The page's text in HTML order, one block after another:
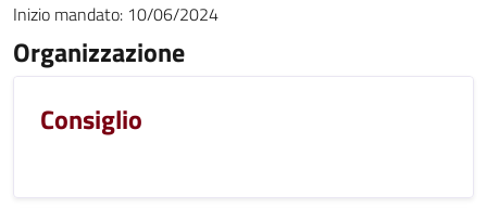
Inizio mandato: 10/06/2024
Organizzazione
Consiglio